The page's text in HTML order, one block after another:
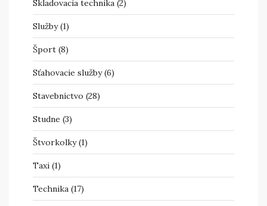
Skladovacia technika (2)
Služby(1)
Šport (8)
Sťahovacie služby(6)
Stavebníctvo (28)
Studne (3)
Štvorkolky(1)
Taxi (1)
Technika (17)